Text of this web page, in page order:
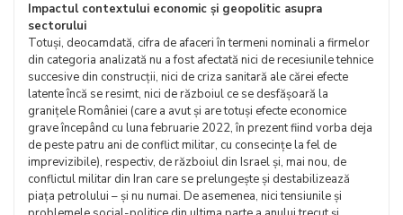
Impactul contextului economic și geopolitic asupra
sectorului
Totuși, deocamdată, cifra de afaceri în termeni nominali a firmelor
din categoria analizată nu a fost afectată nici de recesiunile tehnice
succesive din construcții, nici de criza sanitară ale cărei efecte
latente încă se resimt, nici de războiul ce se desfășoară la
granițele României (care a avut și are totuși efecte economice
grave începând cu luna februarie 2022, în prezent fiind vorba deja
de peste patru ani de conflict militar, cu consecințe la fel de
imprevizibile), respectiv, de războiul din Israel și, mai nou, de
conflictul militar din Iran care se prelungește și destabilizează
piața petrolului – și nu numai. De asemenea, nici tensiunile și